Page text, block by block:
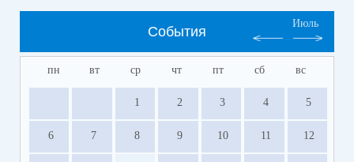
События
Июль
пн вт ср чт пт сб вс
1 2 3 4 5
6 7 8 9 10 11 12